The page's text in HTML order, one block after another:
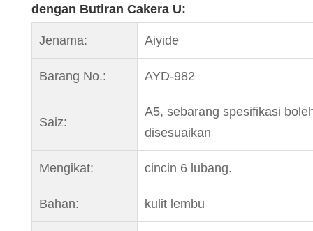
dengan Butiran Cakera U:
Jenama: Aiyide
Barang No.: AYD-982
Saiz:
A5, sebarang spesifikasi
disesuaikan
Mengikat: cincin 6 lubang.
Bahan: kulit lembu